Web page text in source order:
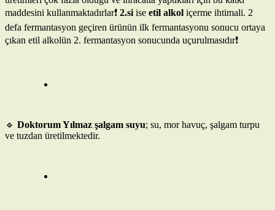
maddesini kullanmaktadırlar❗ 2.si ise etil alkol içerme ihtimali. 2
defa fermantasyon geçiren ürünün ilk fermantasyonu sonucu ortaya
çıkan etil alkolün 2. fermantasyon sonucunda uçurulmasıdır❗
🔹 Doktorum Yılmaz şalgam suyu; su, mor havuç, şalgam turpu
ve tuzdan üretilmektedir.